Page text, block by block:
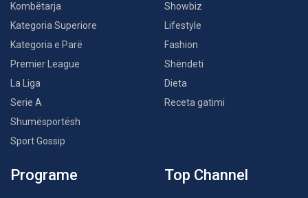
Kombëtarja
Kategoria Superiore
Kategoria e Parë
Premier League
La Liga
Serie A
Shumësportësh
Sport Gossip
Showbiz
Lifestyle
Fashion
Shëndeti
Dieta
Receta gatimi
Programe Top Channel